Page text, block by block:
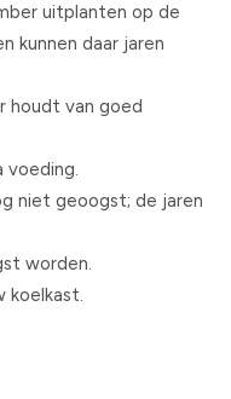
uitplanten op de
kunnen daar jaren
houdt van goed
voeding.
niet geoogst; de jaren
worden.
koelkast.